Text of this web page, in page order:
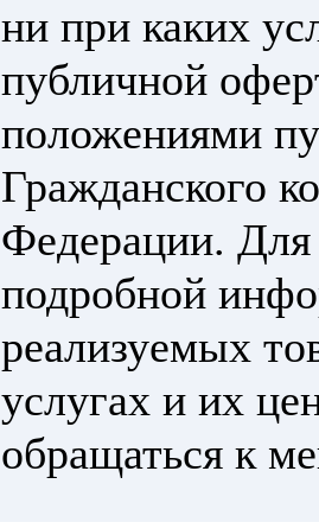
ни при каких
публичной
положениями
Гражданского
Федерации. Для
подробной
реализуемых
услугах и их
обращаться к